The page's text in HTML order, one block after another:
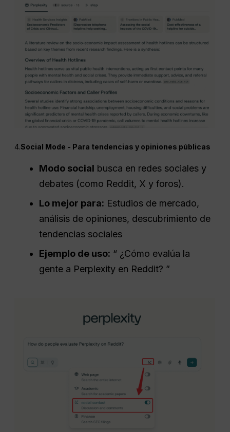
4.Social Mode - Para tendencias y opiniones públicas
Modo social busca en redes sociales y
debates (como Reddit, X y foros).
Lo mejor para: Estudios de mercado,
análisis de opiniones, descubrimiento de
tendencias sociales
Ejemplo de uso: “ ¿Cómo evalúa la
gente a Perplexity en Reddit? ”